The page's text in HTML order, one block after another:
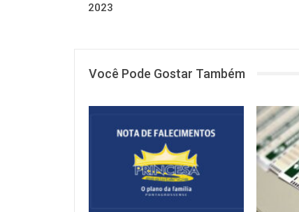
2023
Você Pode Gostar Também
NOTÍCIAS